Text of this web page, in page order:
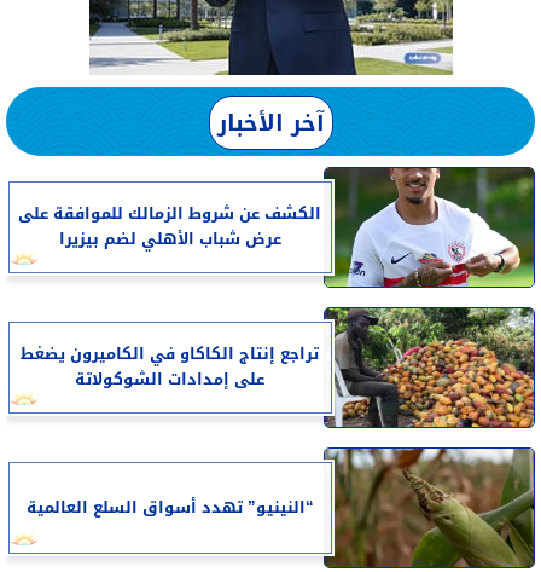
آخر الأخبار
الكشف عن شروط الزمالك للموافقة على
عرض شباب الأهلي لضم بيزيرا
تراجع إنتاج الكاكاو في الكاميرون يضغط
على إمدادات الشوكولاتة
“النينيو” تهدد أسواق السلع العالمية